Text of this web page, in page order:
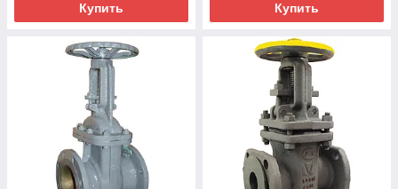
Купить Купить